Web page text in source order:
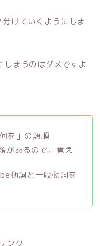
けていくようにしま
まうのはダメですよ
を」の語順
があるので、覚え
動詞と一般動詞を
ンク